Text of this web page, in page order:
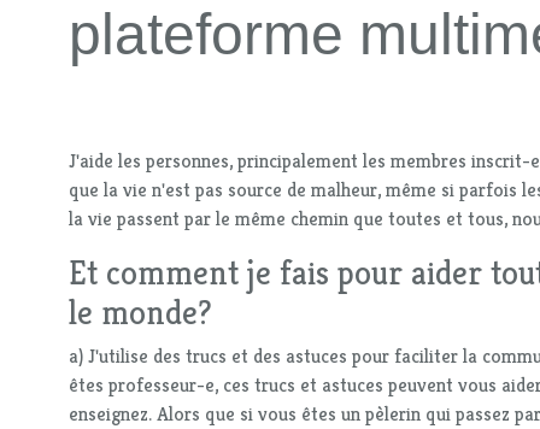
plateforme
J'aide les personnes, principalement les membres inscrit-
que la vie n'est pas source de malheur, même si parfois
la vie passent par le même chemin que toutes et tous,
Et comment je fais pour aider
le monde?
a) J'utilise des trucs et des astuces pour faciliter la
êtes professeur-e, ces trucs et astuces peuvent vous
enseignez. Alors que si vous êtes un pèlerin qui passez